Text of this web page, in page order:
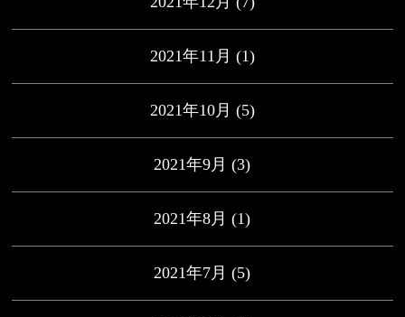
2021年11月 (1)
2021年10月 (5)
2021年9月 (3)
2021年8月 (1)
2021年7月 (5)